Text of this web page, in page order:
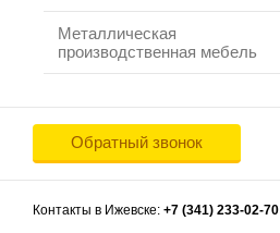
Металлическая
производственная мебель
Обратный звонок
Контакты в Ижевске: +7 (341) 233-02-70